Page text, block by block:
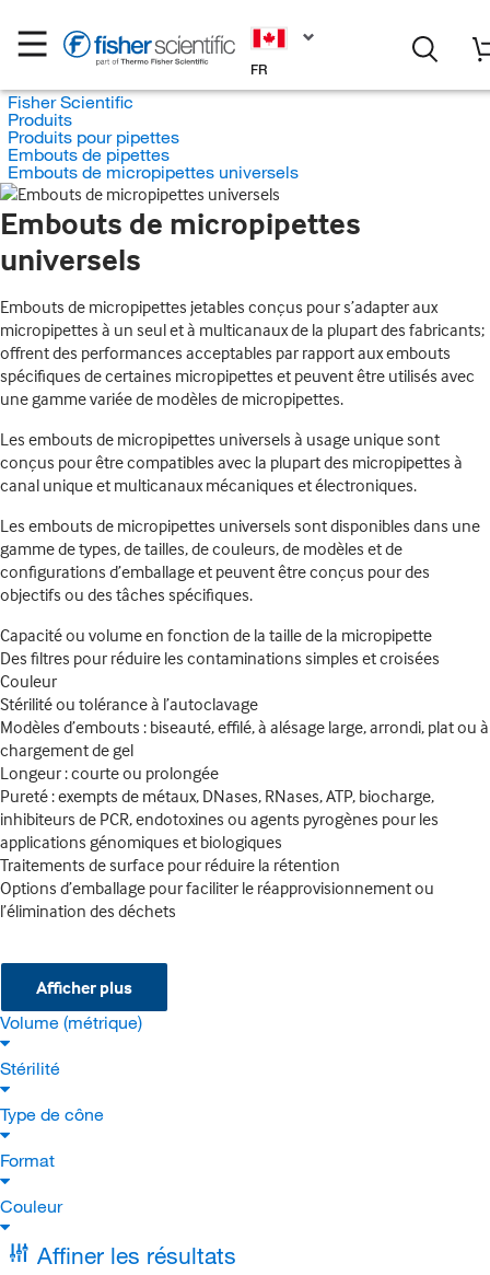
FR
Fisher Scientific
Produits
Produits pour pipettes
Embouts de pipettes
Embouts de micropipettes universels
Embouts de micropipettes
universels
Embouts de micropipettes jetables conçus pour s’adapter aux
micropipettes à un seul et à multicanaux de la plupart des fabricants;
offrent des performances acceptables par rapport aux embouts
spécifiques de certaines micropipettes et peuvent être utilisés avec
une gamme variée de modèles de micropipettes.
Les embouts de micropipettes universels à usage unique sont
conçus pour être compatibles avec la plupart des micropipettes à
canal unique et multicanaux mécaniques et électroniques.
Les embouts de micropipettes universels sont disponibles dans une
gamme de types, de tailles, de couleurs, de modèles et de
configurations d’emballage et peuvent être conçus pour des
objectifs ou des tâches spécifiques.
Capacité ou volume en fonction de la taille de la micropipette
Des filtres pour réduire les contaminations simples et croisées
Couleur
Stérilité ou tolérance à l’autoclavage
Modèles d’embouts : biseauté, effilé, à alésage large, arrondi, plat ou à
chargement de gel
Longeur : courte ou prolongée
Pureté : exempts de métaux, DNases, RNases, ATP, biocharge,
inhibiteurs de PCR, endotoxines ou agents pyrogènes pour les
applications génomiques et biologiques
Traitements de surface pour réduire la rétention
Options d’emballage pour faciliter le réapprovisionnement ou
l’élimination des déchets
Afficher plus
Volume (métrique)
Stérilité
Type de cône
Format
Couleur
Affiner les résultats